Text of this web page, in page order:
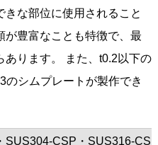
な部位に使用されること
が豊富なことも特徴で、最
あります。 また、t0.2以下の
のシムプレートが製作でき
SUS304-CSP・SUS316-